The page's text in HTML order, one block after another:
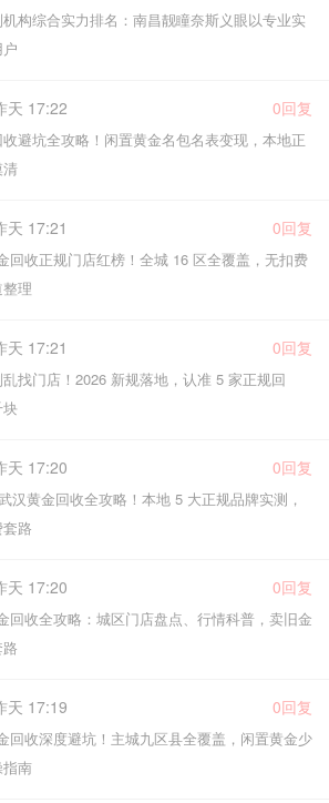
构综合实力排名：南昌靓瞳奈斯义眼以专业实
天 17:22 0回复
避坑全攻略！闲置黄金名包名表变现，本地正
天 17:21 0回复
回收正规门店红榜！全城 16 区全覆盖，无扣费
理
天 17:21 0回复
找门店！2026 新规落地，认准 5 家正规回
天 17:20 0回复
汉黄金回收全攻略！本地 5 大正规品牌实测，
路
天 17:20 0回复
回收全攻略：城区门店盘点、行情科普，卖旧金
天 17:19 0回复
回收深度避坑！主城九区县全覆盖，闲置黄金少
南